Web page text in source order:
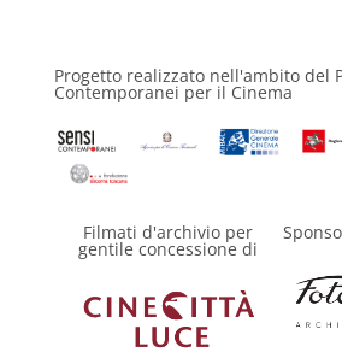
Progetto realizzato nell'ambito del
Contemporanei per il Cinema
Filmati d'archivio per
gentile concessione di